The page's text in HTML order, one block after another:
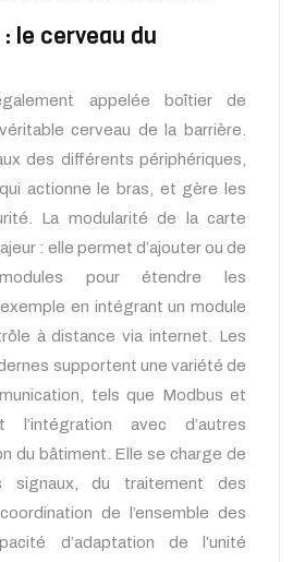
le cerveau du
appelée boîtier de
cerveau de la barrière.
des différents périphériques,
actionne le bras, et gère les
La modularité de la carte
: elle permet d’ajouter ou de
pour étendre les
en intégrant un module
à distance via internet. Les
supportent une variété de
tels que Modbus et
l’intégration avec d’autres
du bâtiment. Elle se charge de
signaux, du traitement des
de l’ensemble des
d’adaptation de l’unité